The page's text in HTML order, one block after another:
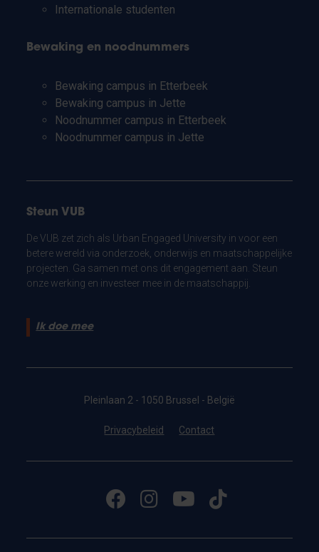
Internationale studenten
Bewaking en noodnummers
Bewaking campus in Etterbeek
Bewaking campus in Jette
Noodnummer campus in Etterbeek
Noodnummer campus in Jette
Steun VUB
De VUB zet zich als Urban Engaged University in voor een
betere wereld via onderzoek, onderwijs en maatschappelijke
projecten. Ga samen met ons dit engagement aan. Steun
onze werking en investeer mee in de maatschappij.
Ik doe mee
Pleinlaan 2 - 1050 Brussel - België
Privacybeleid Contact